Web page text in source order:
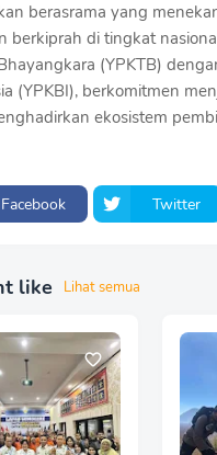
berasrama yang
berkiprah di tingkat
(YPKTB)
(YPKBI), berkomitmen
ekosistem
Facebook Twitter
like Lihat semua